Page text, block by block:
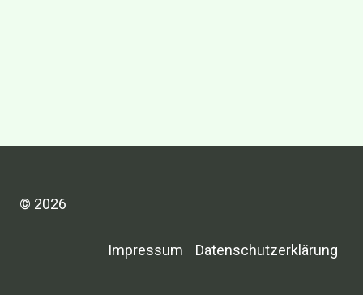
© 2026
Impressum Datenschutzerklärung